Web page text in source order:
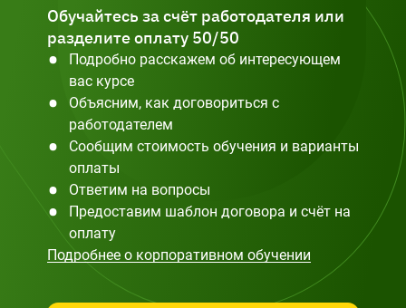
Обучайтесь за счёт работодателя или
разделите оплату 50/50
Подробно расскажем об интересующем
вас курсе
Объясним, как договориться с
работодателем
Сообщим стоимость обучения и варианты
оплаты
Ответим на вопросы
Предоставим шаблон договора и счёт на
оплату
Подробнее о корпоративном обучении